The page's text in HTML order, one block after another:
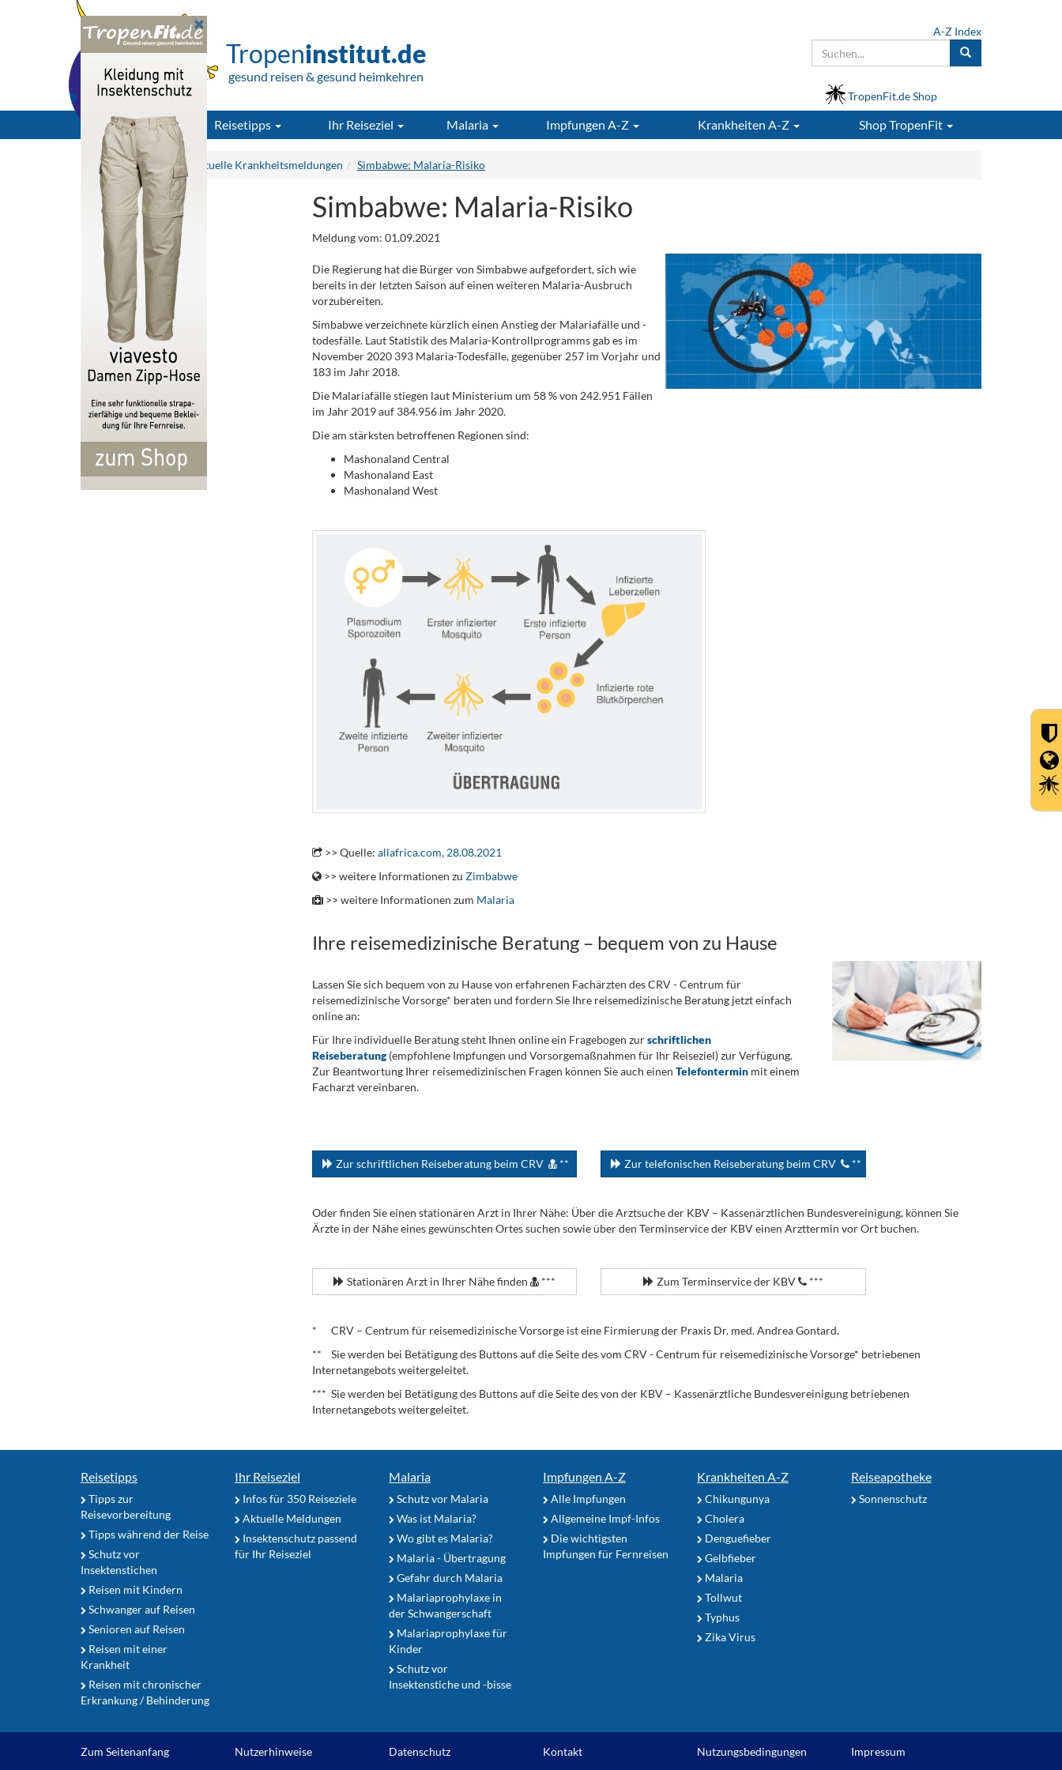
Tropeninstitut.de
gesund reisen & gesund heimkehren
A-Z Index
TropenFit.de Shop
Reisetipps Ihr Reiseziel Malaria Impfungen A-Z Krankheiten A-Z ShopTropenFit
Tropeninstitut.de Aktuelle Krankheitsmeldungen Simbabwe: Malaria-Risiko
Simbabwe: Malaria-Risiko
Meldung vom: 01.09.2021
Die Regierung hat die Bürger von Simbabwe aufgefordert, sich wie
bereits in der letzten Saison auf einen weiteren Malaria-Ausbruch
vorzubereiten.
Simbabwe verzeichnete kürzlich einen Anstieg der Malariafälle und -
todesfälle. Laut Statistik des Malaria-Kontrollprogramms gab es im
November 2020 393 Malaria-Todesfälle, gegenüber 257 im Vorjahr und
183 im Jahr 2018.
Die Malariafälle stiegen laut Ministerium um 58 % von 242.951 Fällen
im Jahr 2019 auf 384.956 im Jahr 2020.
Die am stärksten betroffenen Regionen sind:
Mashonaland Central
Mashonaland East
Mashonaland West
>> Quelle: allafrica.com, 28.08.2021
>> weitere Informationen zu Zimbabwe
>> weitere Informationen zum Malaria
Ihre reisemedizinische Beratung – bequem von zu Hause
Lassen Sie sich bequem von zu Hause von erfahrenen Fachärzten des CRV - Centrum für
reisemedizinische Vorsorge* beraten und fordern Sie Ihre reisemedizinische Beratung jetzt einfach
online an:
Für Ihre individuelle Beratung steht Ihnen online ein Fragebogen zurschriftlichen
Reiseberatung(empfohlene Impfungen und Vorsorgemaßnahmen für Ihr Reiseziel) zur Verfügung.
Zur Beantwortung Ihrer reisemedizinischen Fragen können Sie auch einen Telefonterminmit einem
Facharzt vereinbaren.
Zur schriftlichen Reiseberatung beim CRV ** Zur telefonischen Reiseberatung beim CRV **
Oder finden Sie einen stationären Arzt in Ihrer Nähe: Über die Arztsuche der KBV – Kassenärztlichen Bundesvereinigung, können Sie
Ärzte in der Nähe eines gewünschten Ortes suchen sowie über den Terminservice der KBV einen Arzttermin vor Ort buchen.
Stationären Arzt in Ihrer Nähe finden *** Zum Terminservice der KBV ***
* CRV – Centrum für reisemedizinische Vorsorge ist eine Firmierung der Praxis Dr. med. Andrea Gontard.
** Sie werden bei Betätigung des Buttons auf die Seite des vom CRV - Centrum für reisemedizinische Vorsorge* betriebenen
Internetangebots weitergeleitet.
*** Sie werden bei Betätigung des Buttons auf die Seite des von der KBV – Kassenärztliche Bundesvereinigung betriebenen
Internetangebots weitergeleitet.
Reisetipps
Tipps zur
Reisevorbereitung
Tipps während der Reise
Schutz vor
Insektenstichen
Reisen mit Kindern
Schwanger auf Reisen
Senioren auf Reisen
Reisen mit einer
Krankheit
Reisen mit chronischer
Erkrankung / Behinderung
Ihr Reiseziel
Infos für 350 Reiseziele
Aktuelle Meldungen
Insektenschutz passend
für Ihr Reiseziel
Malaria
Schutz vor Malaria
Was ist Malaria?
Wo gibt es Malaria?
Malaria - Übertragung
Gefahr durch Malaria
Malariaprophylaxe in
der Schwangerschaft
Malariaprophylaxe für
Kinder
Schutz vor
Insektenstiche und -bisse
Impfungen A-Z
Alle Impfungen
Allgemeine Impf-Infos
Die wichtigsten
Impfungen für Fernreisen
Krankheiten A-Z
Chikungunya
Cholera
Denguefieber
Gelbfieber
Malaria
Tollwut
Typhus
Zika Virus
Reiseapotheke
Sonnenschutz
Zum Seitenanfang Nutzerhinweise Datenschutz Kontakt Nutzungsbedingungen Impressum